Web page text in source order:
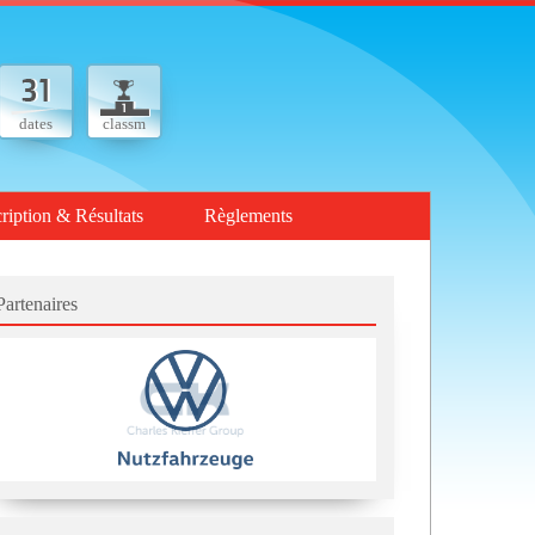
dates classm
& Résultats Règlements